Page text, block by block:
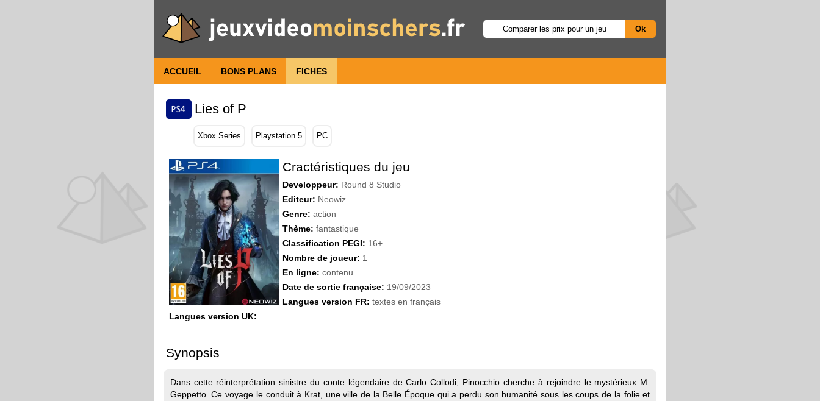
ACCUEIL BONS PLANS FICHES
Lies of P
Xbox Series Playstation 5 PC
Cractéristiques du jeu
Developpeur: Round 8 Studio
Editeur: Neowiz
Genre: action
Thème: fantastique
Classification PEGI: 16+
Nombre de joueur: 1
En ligne: contenu
Date de sortie française: 19/09/2023
Langues version FR: textes en français
Langues version UK:
Synopsis
Dans cette réinterprétation sinistre du conte légendaire de Carlo Collodi, Pinocchio cherche à rejoindre le mystérieux M.
Geppetto. Ce voyage le conduit à Krat, une ville de la Belle Époque qui a perdu son humanité sous les coups de la folie et